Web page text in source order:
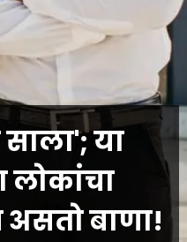
या
लोकांचा
असतो बाणा!